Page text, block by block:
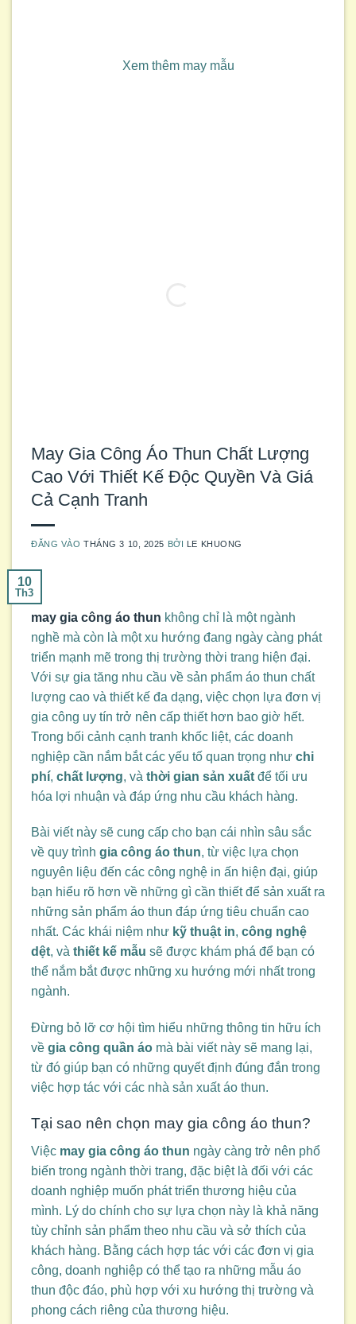
Xem thêm may mẫu
May Gia Công Áo Thun Chất Lượng
Cao Với Thiết Kế Độc Quyền Và Giá
Cả Cạnh Tranh
ĐĂNG VÀOTHÁNG 3 10, 2025 BỞI LE KHUONG
10
Th3
may gia công áo thun không chỉ là một ngành
nghề mà còn là một xu hướng đang ngày càng phát
triển mạnh mẽ trong thị trường thời trang hiện đại.
Với sự gia tăng nhu cầu về sản phẩm áo thun chất
lượng cao và thiết kế đa dạng, việc chọn lựa đơn vị
gia công uy tín trở nên cấp thiết hơn bao giờ hết.
Trong bối cảnh cạnh tranh khốc liệt, các doanh
nghiệp cần nắm bắt các yếu tố quan trọng như chi
phí, chất lượng, và thời gian sản xuất để tối ưu
hóa lợi nhuận và đáp ứng nhu cầu khách hàng.
Bài viết này sẽ cung cấp cho bạn cái nhìn sâu sắc
về quy trình gia công áo thun, từ việc lựa chọn
nguyên liệu đến các công nghệ in ấn hiện đại, giúp
bạn hiểu rõ hơn về những gì cần thiết để sản xuất ra
những sản phẩm áo thun đáp ứng tiêu chuẩn cao
nhất. Các khái niệm như kỹ thuật in, công nghệ
dệt, và thiết kế mẫu sẽ được khám phá để bạn có
thể nắm bắt được những xu hướng mới nhất trong
ngành.
Đừng bỏ lỡ cơ hội tìm hiểu những thông tin hữu ích
về gia công quần áo mà bài viết này sẽ mang lại,
từ đó giúp bạn có những quyết định đúng đắn trong
việc hợp tác với các nhà sản xuất áo thun.
Tại sao nên chọn may gia công áo thun?
Việc may gia công áo thun ngày càng trở nên phổ
biến trong ngành thời trang, đặc biệt là đối với các
doanh nghiệp muốn phát triển thương hiệu của
mình. Lý do chính cho sự lựa chọn này là khả năng
tùy chỉnh sản phẩm theo nhu cầu và sở thích của
khách hàng. Bằng cách hợp tác với các đơn vị gia
công, doanh nghiệp có thể tạo ra những mẫu áo
thun độc đáo, phù hợp với xu hướng thị trường và
phong cách riêng của thương hiệu.